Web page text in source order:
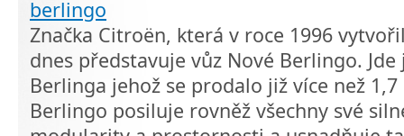
Značka Citroën, která v roce 1996
dnes představuje vůz Nové Berlingo.
Berlinga jehož se prodalo již více než
Berlingo posiluje rovněž všechny své